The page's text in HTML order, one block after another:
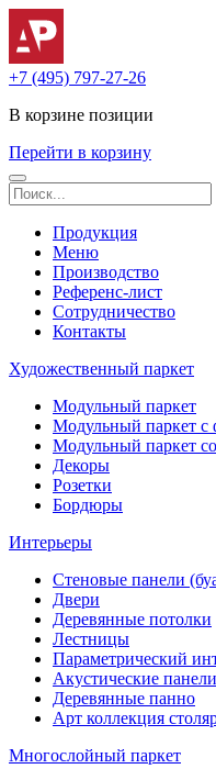
+7 (495) 797-27-26
В корзине позиции
Перейти в корзину
Продукция
Меню
Производство
Референс-лист
Сотрудничество
Контакты
Художественный паркет
Модульный паркет
Модульный паркет
Модульный паркет
Декоры
Розетки
Бордюры
Интерьеры
Стеновые панели
Двери
Деревянные потолки
Лестницы
Параметрический
Акустические панели
Деревянные панно
Арт коллекция
Многослойный паркет